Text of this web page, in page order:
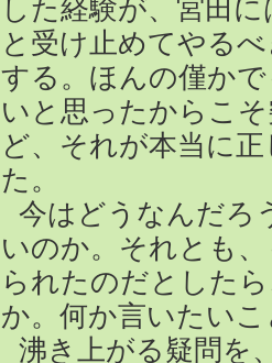
した経験が、宮田
と受け止めてやる
する。ほんの僅か
いと思ったからこ
ど、それが本当に
た。
今はどうなんだろ
いのか。それとも
られたのだとした
か。何か言いたい
沸き上がる疑問を